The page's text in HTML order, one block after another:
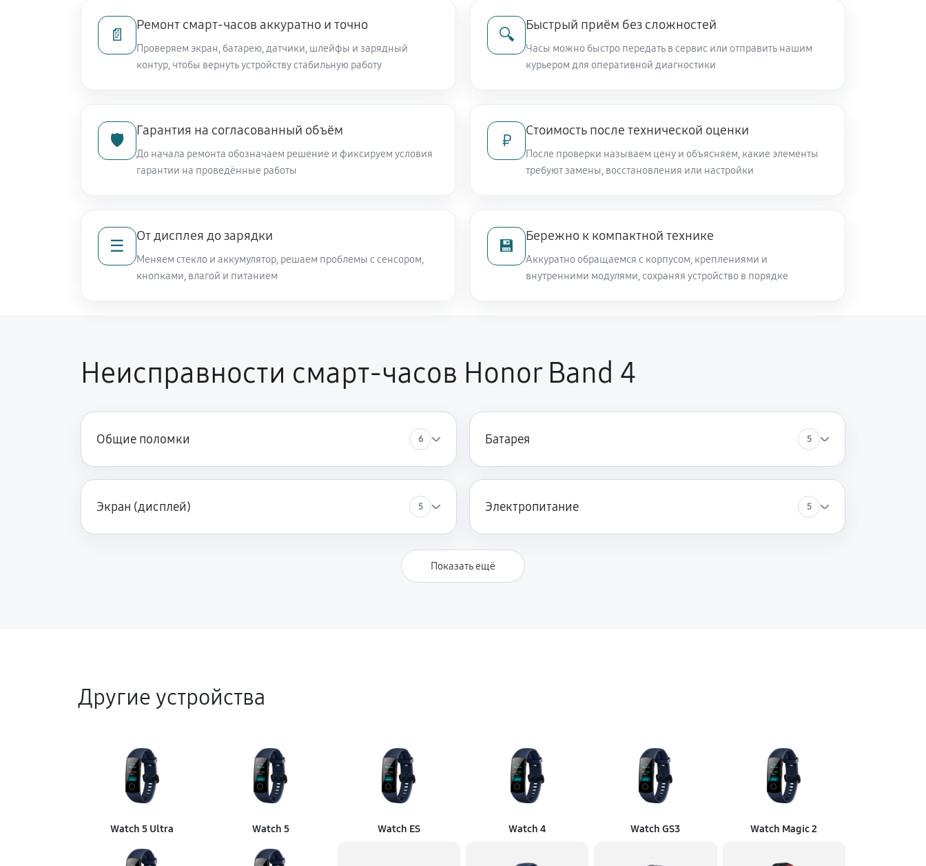
📄
Ремонт смарт-часов аккуратно и точно
Проверяем экран, батарею, датчики, шлейфы и зарядный
контур, чтобы вернуть устройству стабильную работу
🔍
Быстрый приём без сложностей
Часы можно быстро передать в сервис или отправить нашим
курьером для оперативной диагностики
🛡️
Гарантия на согласованный объём
До начала ремонта обозначаем решение и фиксируем условия
гарантии на проведённые работы
₽
Стоимость после технической оценки
После проверки называем цену и объясняем, какие элементы
требуют замены, восстановления или настройки
☰
От дисплея до зарядки
Меняем стекло и аккумулятор, решаем проблемы с сенсором,
кнопками, влагой и питанием
💾
Бережно к компактной технике
Аккуратно обращаемся с корпусом, креплениями и
внутренними модулями, сохраняя устройство в порядке
Неисправности смарт-часов Honor Band 4
Общие поломки 6 Батарея 5
Экран (дисплей) 5 Электропитание 5
Показать ещё
Другие устройства
Watch 5 Ultra Watch 5 Watch ES Watch 4 Watch GS3 Watch Magic 2